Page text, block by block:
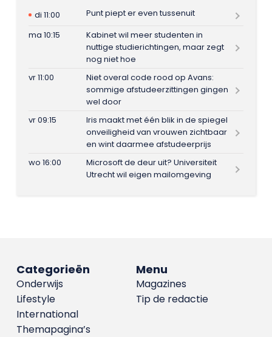
di 11:00
Punt piept er even tussenuit
ma 10:15
Kabinet wil meer studenten in
nuttige studierichtingen, maar zegt
nog niet hoe
vr 11:00
Niet overal code rood op Avans:
sommige afstudeerzittingen gingen
wel door
vr 09:15
Iris maakt met één blik in de spiegel
onveiligheid van vrouwen zichtbaar
en wint daarmee afstudeerprijs
wo 16:00
Microsoft de deur uit? Universiteit
Utrecht wil eigen mailomgeving
Menu
Magazines
Tip de redactie
Categorieën
Onderwijs
Lifestyle
International
Themapagina’s